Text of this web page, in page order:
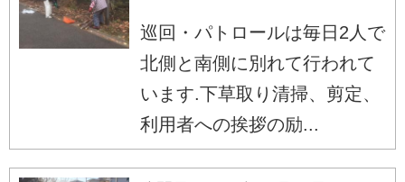
巡回・パトロールは毎日2人で
北側と南側に別れて行われて
います.下草取り清掃、剪定、
利用者への挨拶の励...